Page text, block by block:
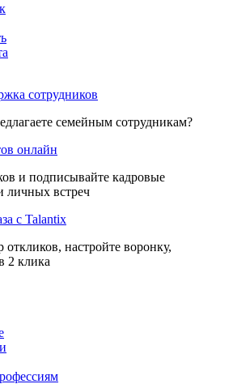
сотрудников
семейным сотрудникам?
онлайн
и подписывайте кадровые
личных встреч
с Talantix
откликов, настройте воронку,
2 клика